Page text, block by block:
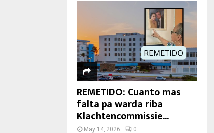
REMETIDO: Cuanto mas
falta pa warda riba
Klachtencommissie...
May 14, 2026 0